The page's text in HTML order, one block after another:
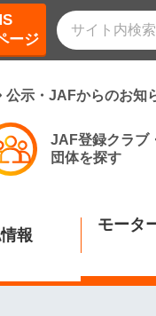
ージ
公示・JAFからのお知
JAF登録クラブ
団体を探す
報
モータ